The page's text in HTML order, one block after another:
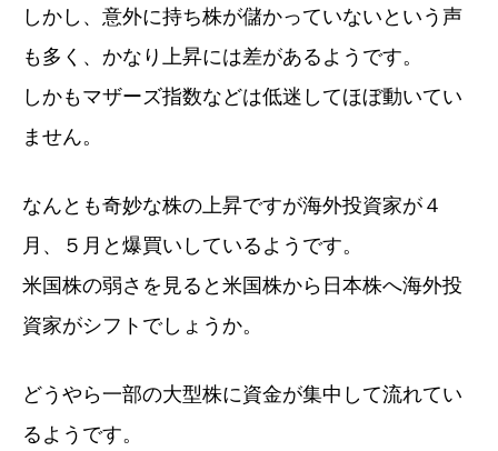
しかし、意外に持ち株が儲かっていないという声
も多く、かなり上昇には差があるようです。
しかもマザーズ指数などは低迷してほぼ動いてい
ません。
なんとも奇妙な株の上昇ですが海外投資家が４
月、５月と爆買いしているようです。
米国株の弱さを見ると米国株から日本株へ海外投
資家がシフトでしょうか。
どうやら一部の大型株に資金が集中して流れてい
るようです。